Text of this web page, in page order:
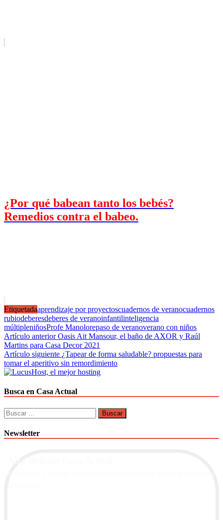
¿Por qué babean tanto los bebés?
Remedios contra el babeo.
Etiquetadaaprendizaje por proyectoscuadernos de veranocuadernos
rubiodeberesdeberes de veranoinfantilinteligencia
múltipleniñosProfe Manolorepaso de veranoverano con niños
Navegación
de
entradas
Artículo anterior Oasis Ait Mansour, el baño de AXOR y Raúl
Martins para Casa Decor 2021
Artículo siguiente ¿Tapear de forma saludable? propuestas para
tomar el aperitivo sin remordimiento
Busca en Casa Actual
Buscar:
Newsletter